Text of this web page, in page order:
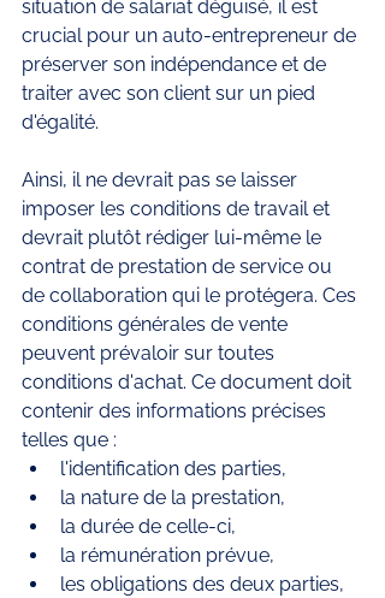
situation de salariat déguisé, il est
crucial pour un auto-entrepreneur de
préserver son indépendance et de
traiter avec son client sur un pied
d'égalité.
Ainsi, il ne devrait pas se laisser
imposer les conditions de travail et
devrait plutôt rédiger lui-même le
contrat de prestation de service ou
de collaboration qui le protégera. Ces
conditions générales de vente
peuvent prévaloir sur toutes
conditions d'achat. Ce document doit
contenir des informations précises
telles que :
l'identification des parties,
la nature de la prestation,
la durée de celle-ci,
la rémunération prévue,
les obligations des deux parties,